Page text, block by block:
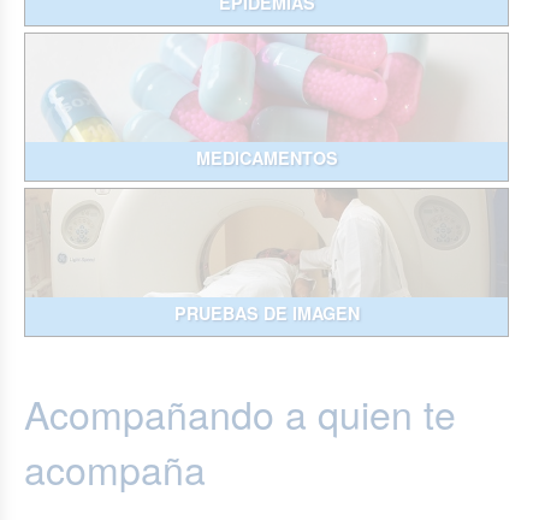
MEDICAMENTOS
PRUEBAS DE IMAGEN
Acompañando a quien te
acompaña